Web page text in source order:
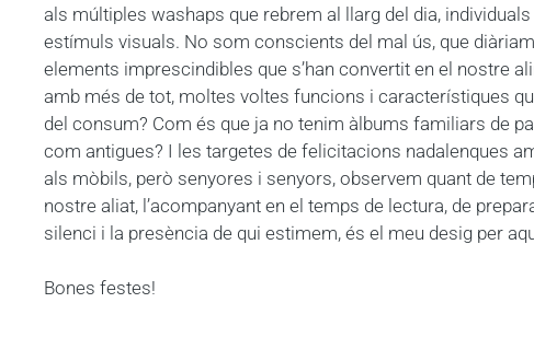
als múltiples washaps que rebrem al llarg del dia,
estímuls visuals. No som conscients del mal ús, que
elements imprescindibles que s’han convertit en el nostre
amb més de tot, moltes voltes funcions i característiques
del consum? Com és que ja no tenim àlbums familiars de
com antigues? I les targetes de felicitacions nadalenques
als mòbils, però senyores i senyors, observem quant de
nostre aliat, l’acompanyant en el temps de lectura, de
silenci i la presència de qui estimem, és el meu desig per
Bones festes!